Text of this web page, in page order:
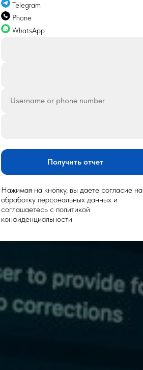
Telegram
Phone
WhatsApp
Username or phone number
Получить отчет
Нажимая на кнопку, вы даете согласие на
обработку персональных данных и
соглашаетесь c политикой
конфиденциальности